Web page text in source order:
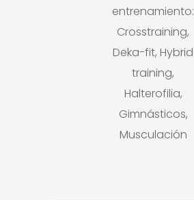
entrenamiento:
Crosstraining,
Deka-fit, Hybrid
training,
Halterofilia,
Gimnásticos,
Musculación